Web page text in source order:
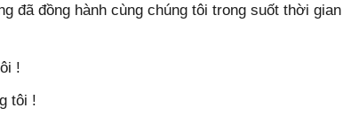
đã đồng hành cùng chúng tôi trong suốt thời gian
!
tôi !